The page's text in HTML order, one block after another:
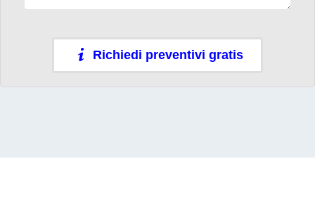
Richiedi preventivi gratis